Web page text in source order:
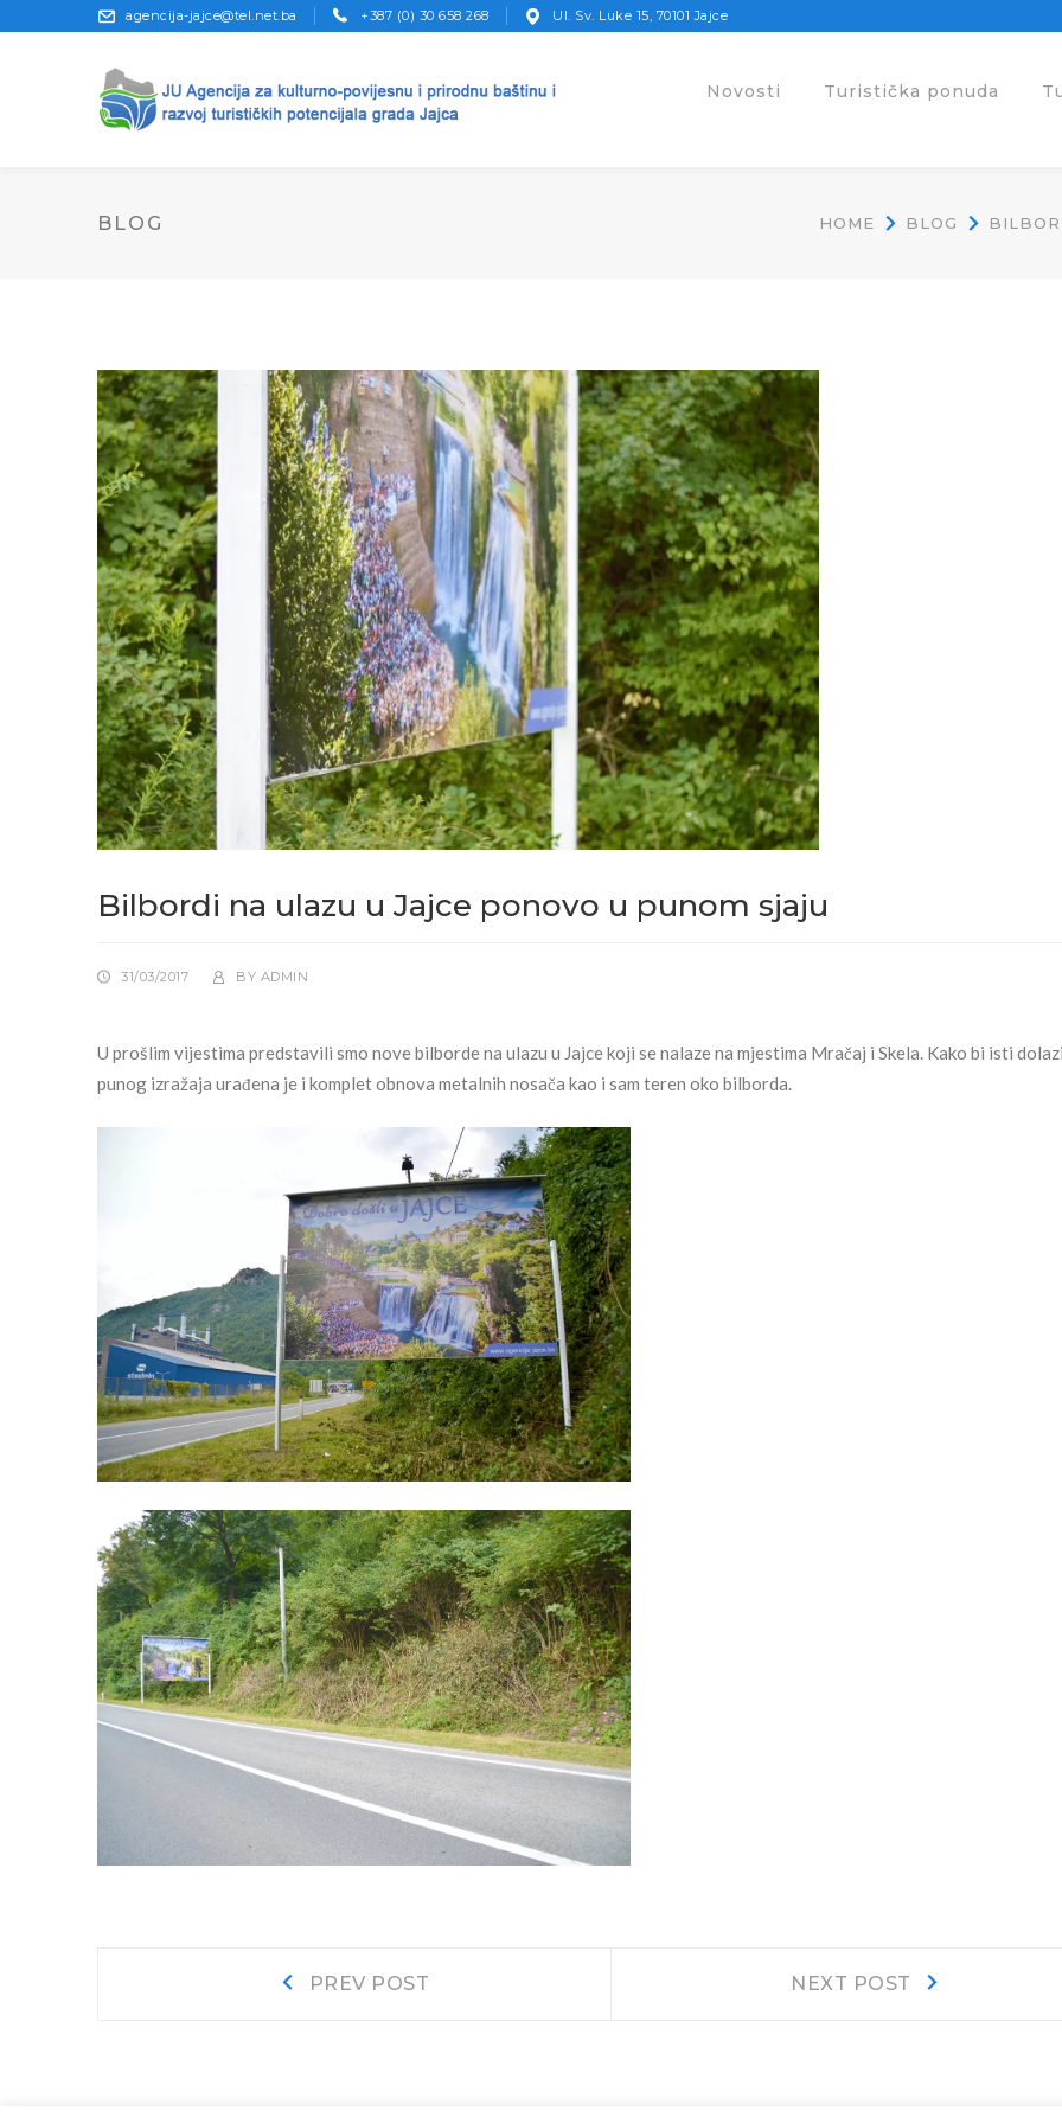
agencija-jajce@tel.net.ba +387 (0) 30 658 268 Ul. Sv. Luke 15, 70101 Jajce
Novosti Turistička ponuda
BLOG HOME BLOG
Bilbordi na ulazu u Jajce ponovo u punom sjaju
31/03/2017 BY ADMIN
U prošlim vijestima predstavili smo nove bilborde na ulazu u Jajce koji se nalaze na mjestima Mračaj i Skela. Kako bi isti
punog izražaja urađena je i komplet obnova metalnih nosača kao i sam teren oko bilborda.
Navigacija
PREV POST NEXT POST